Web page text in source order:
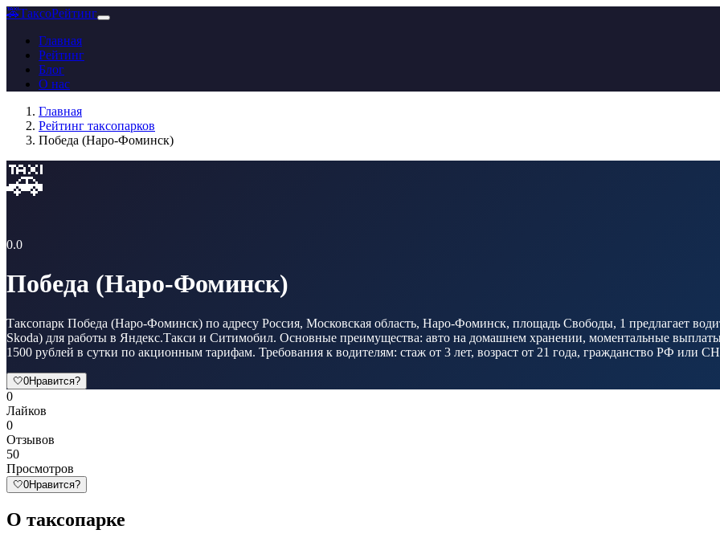
🚕ТаксоРейтинг
Главная
Рейтинг
Блог
О нас
Главная
Рейтинг таксопарков
Победа (Наро-Фоминск)
🚕
0.0
Победа (Наро-Фоминск)
Таксопарк Победа (Наро-Фоминск) по адресу Россия, Московская область, Наро-Фоминск, площадь Свободы, 1 предлагает
Skoda) для работы в Яндекс.Такси и Ситимобил. Основные преимущества: авто на домашнем хранении, моментальные выплаты
1500 рублей в сутки по акционным тарифам. Требования к водителям: стаж от 3 лет, возраст от 21 года, гражданство РФ или
🤍0Нравится?
0
Лайков
0
Отзывов
50
Просмотров
🤍0Нравится?
О таксопарке